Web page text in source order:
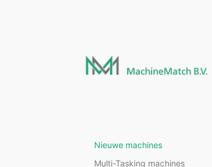
Nieuwe machines
Multi-Tasking machines